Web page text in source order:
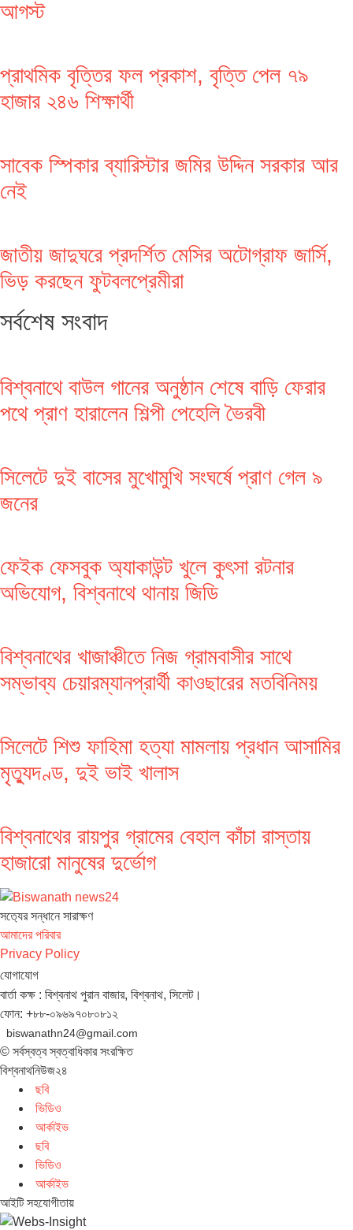
আগস্ট
প্রাথমিক বৃত্তির ফল প্রকাশ, বৃত্তি পেল ৭৯
হাজার ২৪৬ শিক্ষার্থী
সাবেক স্পিকার ব্যারিস্টার জমির উদ্দিন সরকার আর
নেই
জাতীয় জাদুঘরে প্রদর্শিত মেসির অটোগ্রাফ জার্সি,
ভিড় করছেন ফুটবলপ্রেমীরা
সর্বশেষ সংবাদ
বিশ্বনাথে বাউল গানের অনুষ্ঠান শেষে বাড়ি ফেরার
পথে প্রাণ হারালেন শিল্পী পেহেলি ভৈরবী
সিলেটে দুই বাসের মুখোমুখি সংঘর্ষে প্রাণ গেল ৯
জনের
ফেইক ফেসবুক অ্যাকাউন্ট খুলে কুৎসা রটনার
অভিযোগ, বিশ্বনাথে থানায় জিডি
বিশ্বনাথের খাজাঞ্চীতে নিজ গ্রামবাসীর সাথে
সম্ভাব্য চেয়ারম্যানপ্রার্থী কাওছারের মতবিনিময়
সিলেটে শিশু ফাহিমা হত্যা মামলায় প্রধান আসামির
মৃত্যুদণ্ড, দুই ভাই খালাস
বিশ্বনাথের রায়পুর গ্রামের বেহাল কাঁচা রাস্তায়
হাজারো মানুষের দুর্ভোগ
সত‌্যের সন্ধানে সারাক্ষণ
আমাদের পরিবার
Privacy Policy
যোগাযোগ
বার্তা কক্ষ : বিশ্বনাথ পুরান বাজার, বিশ্বনাথ, সিলেট।
ফোন: +৮৮-০৯৬৯৭০৮০৮১২
biswanathn24@gmail.com
© সর্বস্বত্ব স্বত্বাধিকার সংরক্ষিত
বিশ্বনাথনিউজ২৪
ছবি
ভিডিও
আর্কাইভ
ছবি
ভিডিও
আর্কাইভ
আইটি সহযোগীতায়